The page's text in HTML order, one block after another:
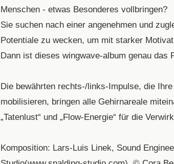
Menschen - etwas Besonderes vollbringen?
Sie suchen nach einer angenehmen und
Potentiale zu wecken, um mit starker
Dann ist dieses wingwave-album genau das
Die bewährten rechts-/links-Impulse, die
mobilisieren, bringen alle Gehirnareale
„Tatenlust“ und „Flow-Energie“ für die
Komposition: Lars-Luis Linek, Sound